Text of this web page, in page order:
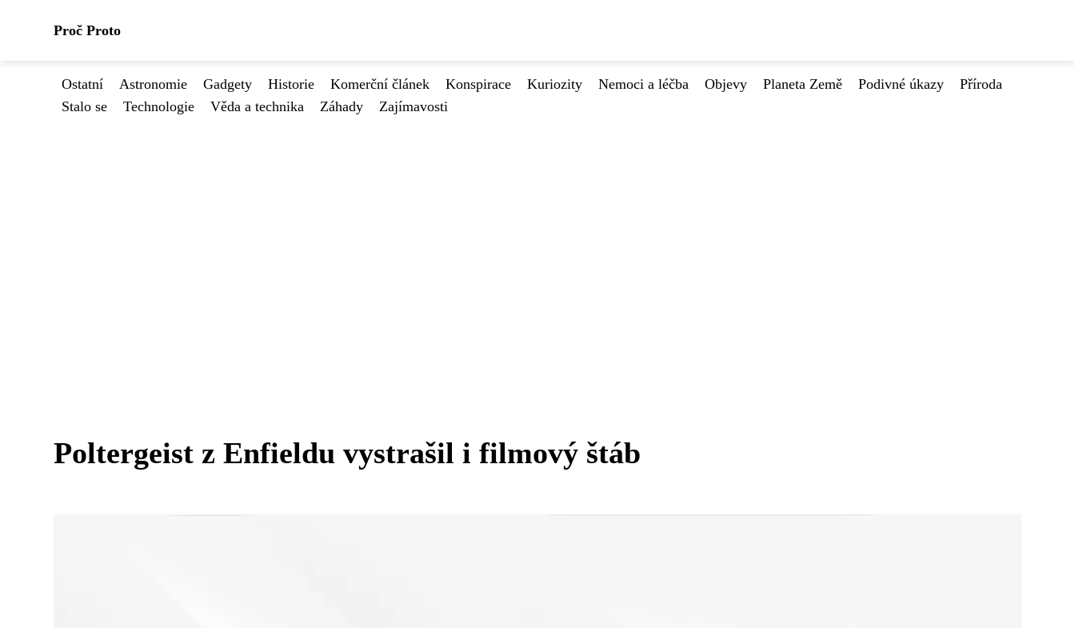
Proč Proto
Ostatní Astronomie Gadgety Historie Komerční článek Konspirace Kuriozity Nemoci a léčba Objevy Planeta Země Podivné úkazy
Příroda
Stalo se
Technologie Věda a technika Záhady Zajímavosti
Poltergeist z Enfieldu vystrašil i filmový štáb